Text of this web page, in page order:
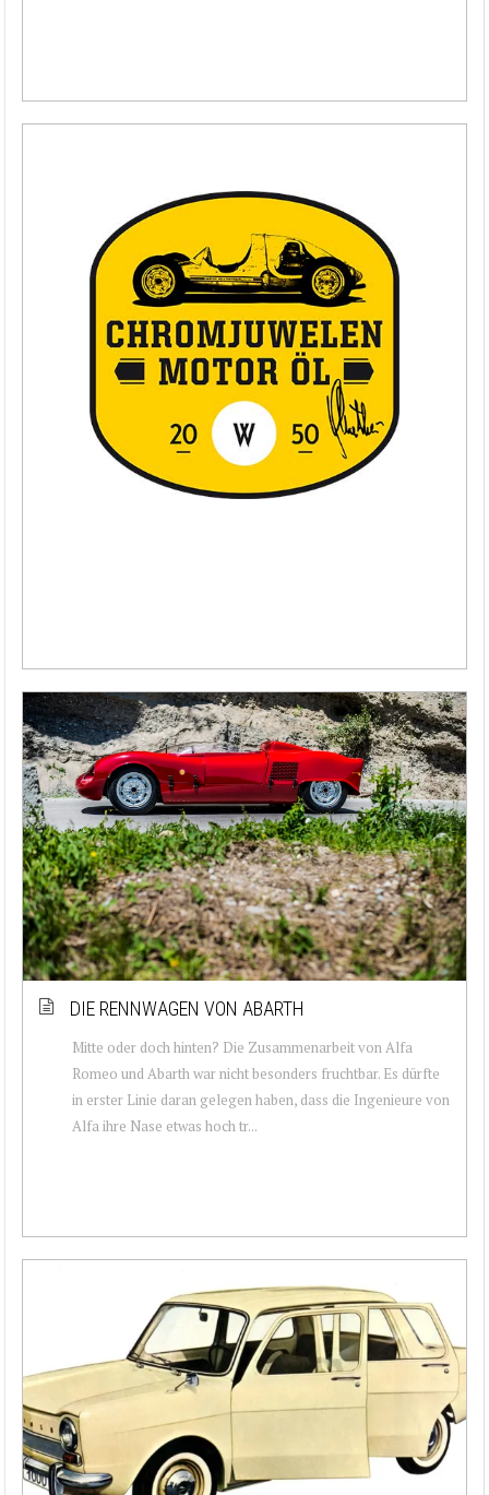
DIE RENNWAGEN VON ABARTH
Mitte oder doch hinten? Die Zusammenarbeit von Alfa
Romeo und Abarth war nicht besonders fruchtbar. Es dürfte
in erster Linie daran gelegen haben, dass die Ingenieure von
Alfa ihre Nase etwas hoch tr...